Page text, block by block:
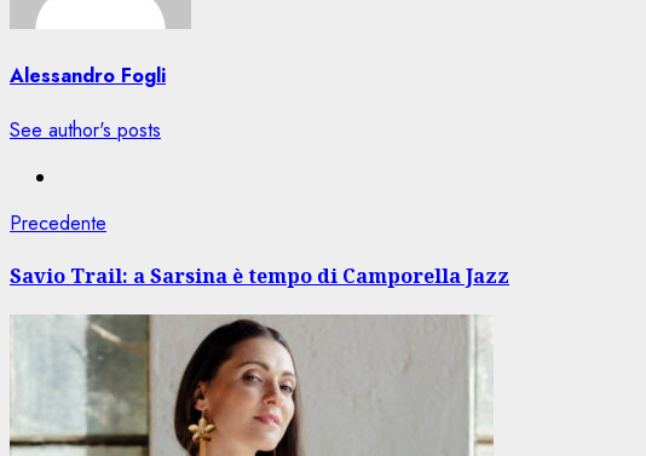
Alessandro Fogli
See author's posts
Navigazione
articolo
Precedente
Savio Trail: a Sarsina è tempo di Camporella Jazz